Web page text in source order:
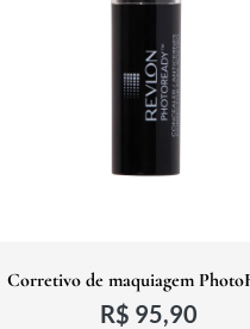
Corretivo de maquiagem
R$ 95,90